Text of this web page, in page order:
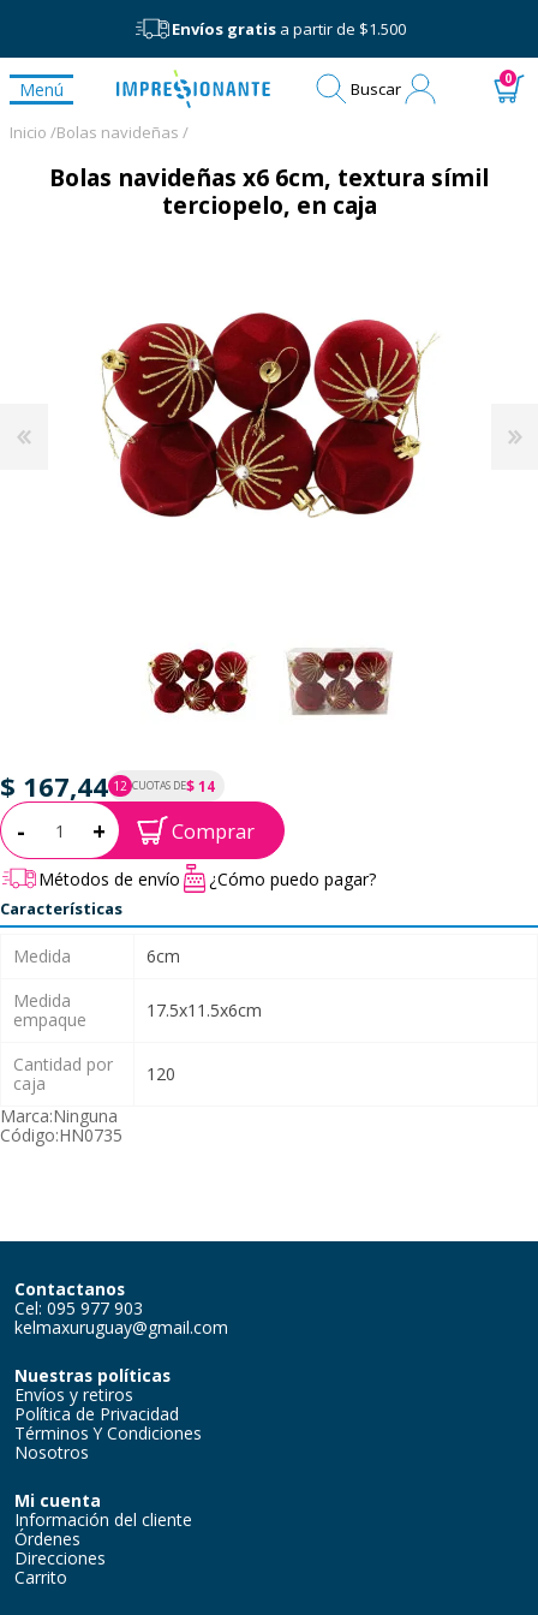
Envíos gratisa partir de $1.500
Menú Buscar 0
Inicio /Bolas navideñas /
Bolas navideñas x6 6cm, textura símil
terciopelo, en caja
$ 167,44 12 CUOTAS DE$ 14
P.T.F. $ 167
Cantidad:
- + Comprar
Métodos de envío ¿Cómo puedo pagar?
Características
Medida
6cm
Medida
empaque
17.5x11.5x6cm
Cantidad por
caja
120
Marca:Ninguna
Código:HN0735
Contactanos
Cel: 095 977 903
kelmaxuruguay@gmail.com
Nuestras políticas
Envíos y retiros
Política de Privacidad
Términos Y Condiciones
Nosotros
Mi cuenta
Información del cliente
Órdenes
Direcciones
Carrito